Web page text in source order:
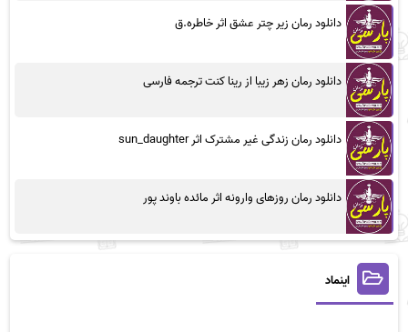
دانلود رمان زیر چتر عشق اثر خاطره.ق
دانلود رمان زهر زیبا از رینا کنت ترجمه فارسی
دانلود رمان زندگی غیر مشترک اثر sun_daughter
دانلود رمان روزهای وارونه اثر مائده باوند پور
اینماد